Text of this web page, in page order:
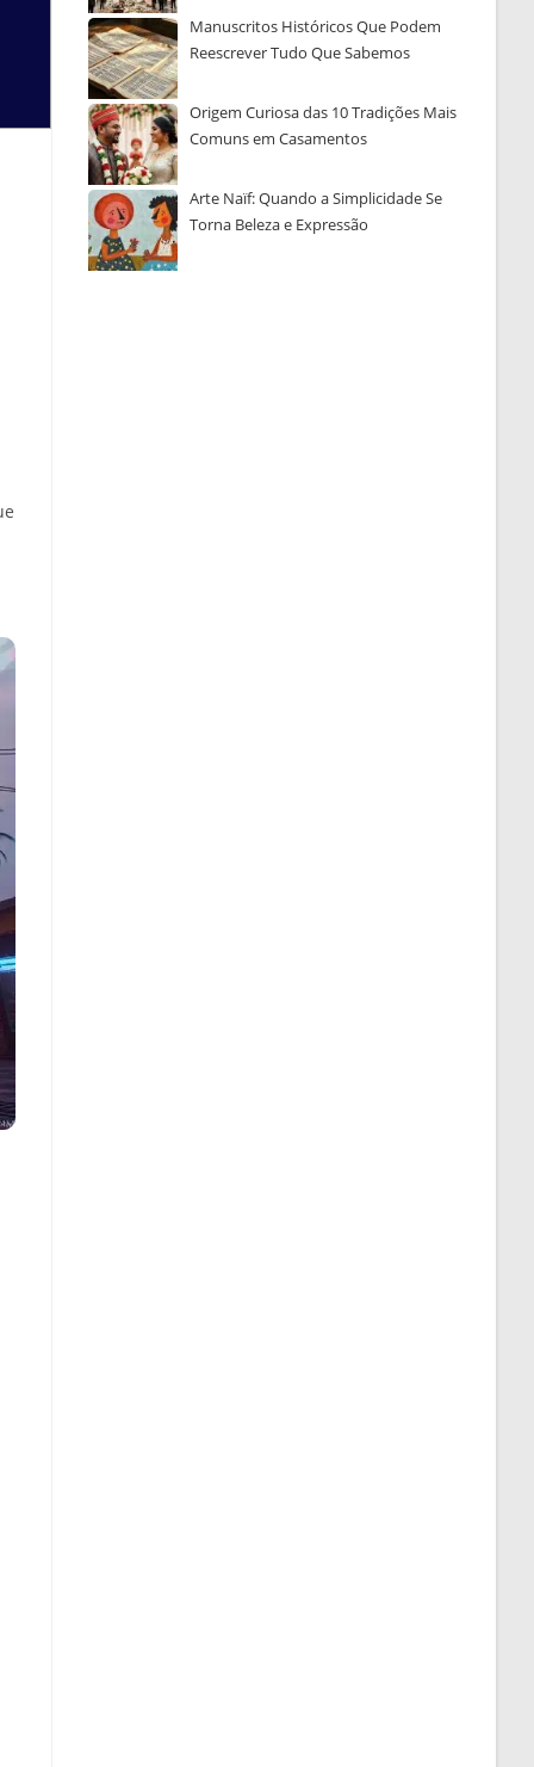
Manuscritos Históricos Que Podem
Reescrever Tudo Que Sabemos
Origem Curiosa das 10 Tradições Mais
Comuns em Casamentos
Arte Naïf: Quando a Simplicidade Se
Torna Beleza e Expressão